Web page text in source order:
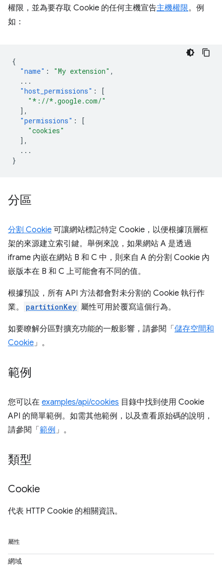
權限，並為要存取 Cookie 的任何主機宣告主機權限。例
如：
{
"name" : "My extension" ,
...
"host_permissions" :
[
"*://*.google.com/"
],
"permissions" :
[
"cookies"
],
...
}
分區
分割 Cookie 可讓網站標記特定 Cookie，以便根據頂層框
架的來源建立索引鍵。舉例來說，如果網站 A 是透過
iframe 內嵌在網站 B 和 C 中，則來自 A 的分割 Cookie 內
嵌版本在 B 和 C 上可能會有不同的值。
根據預設，所有 API 方法都會對未分割的 Cookie 執行作
業。
partitionKey 屬性可用於覆寫這個行為。
如要瞭解分區對擴充功能的一般影響，請參閱「 儲存空間和
Cookie」。
範例
您可以在 examples/api/cookies 目錄中找到使用 Cookie
API 的簡單範例。如需其他範例，以及查看原始碼的說明，
請參閱「 範例 」。
類型
Cookie
代表 HTTP Cookie 的相關資訊。
屬性
網域